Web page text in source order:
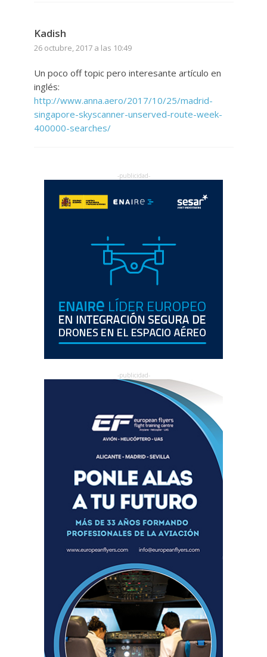
Kadish
26 octubre, 2017 a las 10:49
Un poco off topic pero interesante artículo en
inglés:
http://www.anna.aero/2017/10/25/madrid-
singapore-skyscanner-unserved-route-week-
400000-searches/